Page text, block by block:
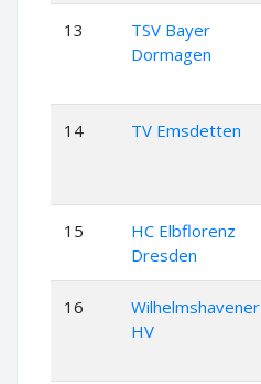
13
TSV Bayer
Dormagen
14 TV Emsdetten
15
HC Elbflorenz
Dresden
16
Wilhelmshavener
HV